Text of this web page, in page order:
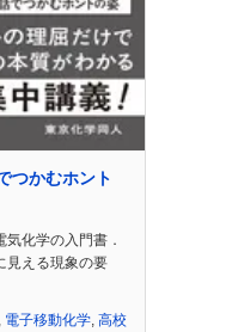
つかむホント
化学の入門書．
見える現象の要
電子移動化学 高校